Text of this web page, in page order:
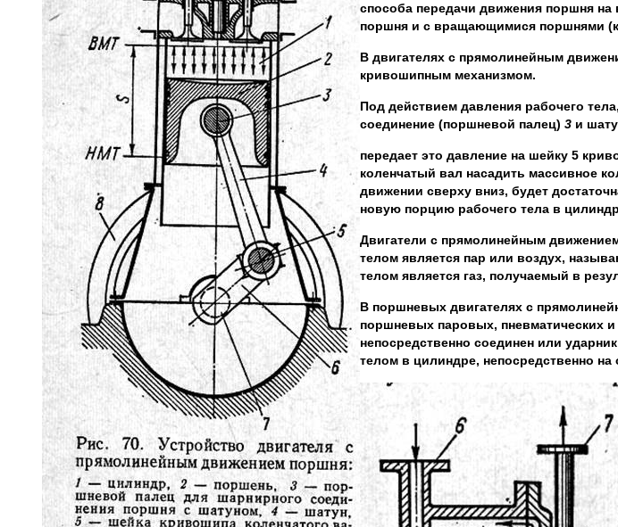
способа передачи движения поршня
поршня и с вращающимися поршнями
В двигателях с прямолинейным
кривошипным механизмом.
Под действием давления рабочего
соединение (поршневой палец) 3 и
передает это давление на шейку 5
коленчатый вал насадить массивное
движении сверху вниз, будет
новую порцию рабочего тела в
Двигатели с прямолинейным
телом является пар или воздух,
телом является газ, получаемый в
В поршневых двигателях с
поршневых паровых, пневматических
непосредственно соединен или
телом в цилиндре, непосредственно